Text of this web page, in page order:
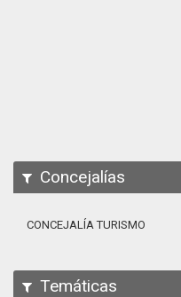
Concejalías
CONCEJALÍA TURISMO
Temáticas